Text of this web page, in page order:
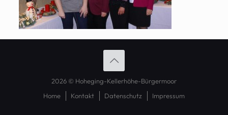
2026 © Hoheging-Kellerhöhe-Bürgermoor
Home
Kontakt Datenschutz Impressum